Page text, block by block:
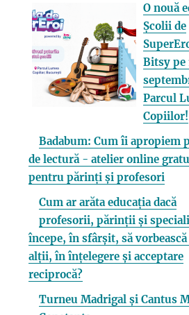
O nouă
Școlii de
Bitsy pe
Parcul
Copiilor!
Badabum: Cum îi apropiem
de lectură - atelier online
pentru părinți și profesori
Cum ar arăta educația dacă
profesorii, părinții și
începe, în sfârșit, să
alții, în înțelegere și acceptare
reciprocă?
Turneu Madrigal și Cantus